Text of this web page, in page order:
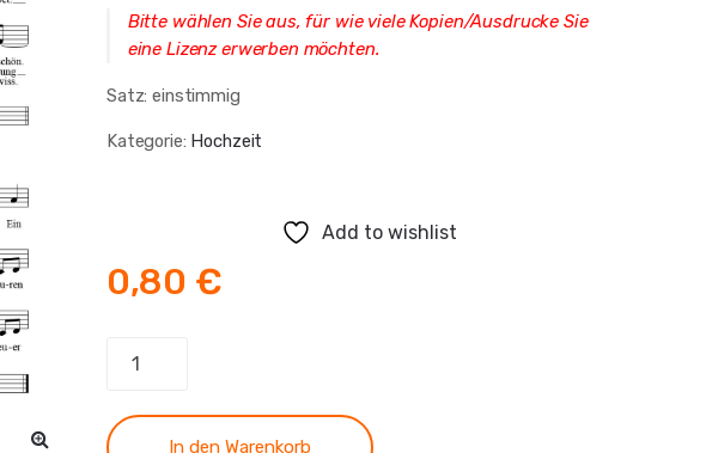
Bitte wählen Sie aus, für wie viele Kopien/Ausdrucke Sie
eine Lizenz erwerben möchten.
Satz: einstimmig
Kategorie: Hochzeit
Add to wishlist
0,80 €
Harmonie
In den Warenkorb